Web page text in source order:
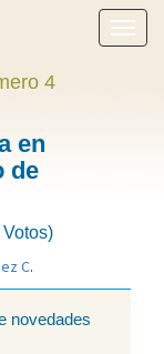
menú
4
en
de
C.
novedades